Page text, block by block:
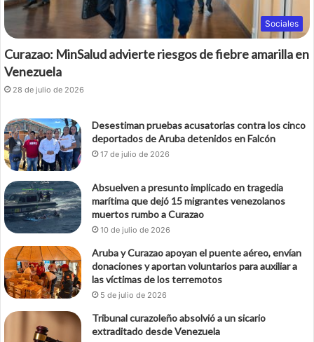
Sociales
Curazao: MinSalud advierte riesgos de fiebre amarilla en
Venezuela
28 de julio de 2026
Desestiman pruebas acusatorias contra los cinco
deportados de Aruba detenidos en Falcón
17 de julio de 2026
Absuelven a presunto implicado en tragedia
marítima que dejó 15 migrantes venezolanos
muertos rumbo a Curazao
10 de julio de 2026
Aruba y Curazao apoyan el puente aéreo, envían
donaciones y aportan voluntarios para auxiliar a
las víctimas de los terremotos
5 de julio de 2026
Tribunal curazoleño absolvió a un sicario
extraditado desde Venezuela